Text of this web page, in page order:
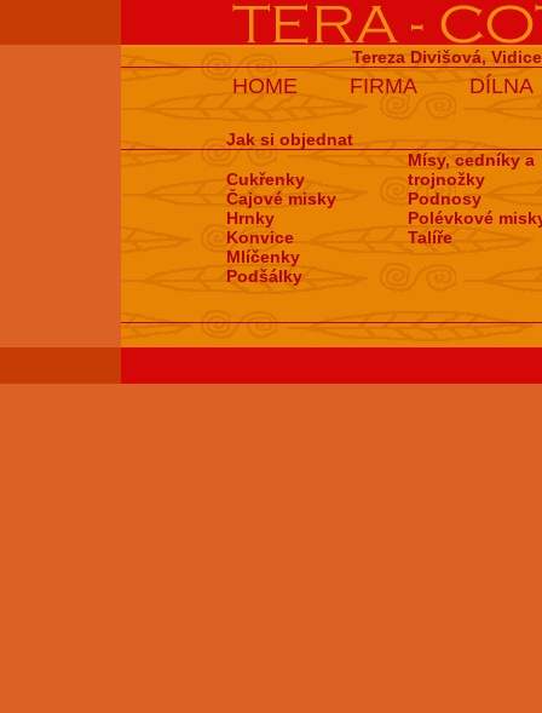
Tereza Divišová,
HOME FIRMA DÍLNA
Jak si objednat
Cukřenky
Čajové misky
Hrnky
Konvice
Mlíčenky
Podšálky
Mísy, cedníky a
trojnožky
Podnosy
Polévkové
Talíře